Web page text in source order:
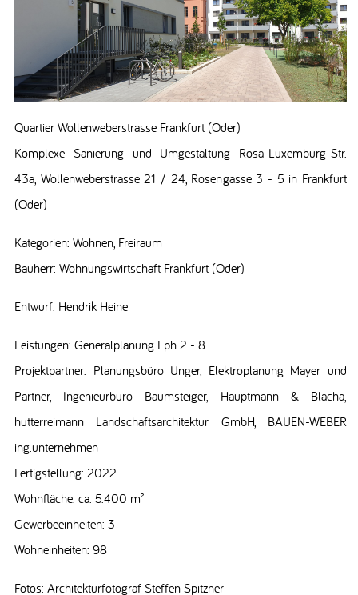
Quartier Wollenweberstrasse Frankfurt (Oder)
Komplexe Sanierung und Umgestaltung Rosa-Luxemburg-Str.
43a, Wollenweberstrasse 21 / 24, Rosengasse 3 - 5 in Frankfurt
(Oder)
Kategorien: Wohnen, Freiraum
Bauherr: Wohnungswirtschaft Frankfurt (Oder)
Entwurf: Hendrik Heine
Leistungen: Generalplanung Lph 2 - 8
Projektpartner: Planungsbüro Unger, Elektroplanung Mayer und
Partner, Ingenieurbüro Baumsteiger, Hauptmann & Blacha,
hutterreimann Landschaftsarchitektur GmbH, BAUEN-WEBER
ing.unternehmen
Fertigstellung: 2022
Wohnfläche: ca. 5.400 m²
Gewerbeeinheiten: 3
Wohneinheiten: 98
Fotos: Architekturfotograf Steffen Spitzner